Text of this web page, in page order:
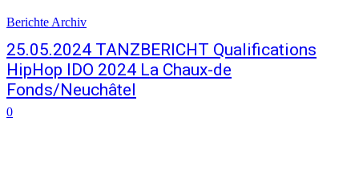
Berichte Archiv
25.05.2024 TANZBERICHT Qualifications
HipHop IDO 2024 La Chaux-de
Fonds/Neuchâtel
0